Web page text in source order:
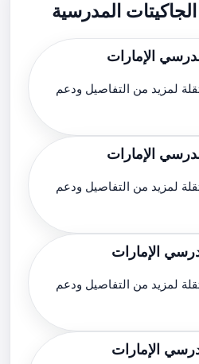
المدرسية
الإمارات
لمزيد من التفاصيل ودعم
الإمارات
لمزيد من التفاصيل ودعم
الإمارات
لمزيد من التفاصيل ودعم
الإمارات